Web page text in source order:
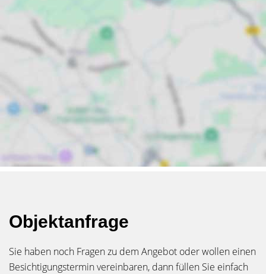
Objektanfrage
Sie haben noch Fragen zu dem Angebot oder wollen einen
Besichtigungstermin vereinbaren, dann füllen Sie einfach